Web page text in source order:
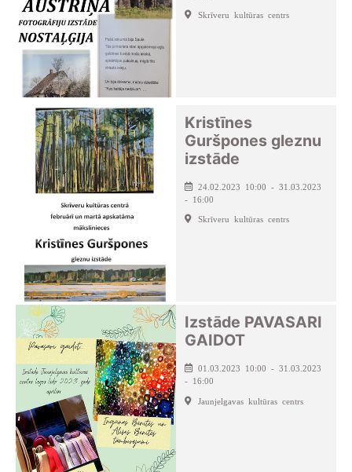
Skrīveru kultūras centrs
Kristīnes
Guršpones gleznu
izstāde
24.02.2023 10:00 - 31.03.2023
- 16:00
Skrīveru kultūras centrs
Izstāde PAVASARI
GAIDOT
01.03.2023 10:00 - 31.03.2023
- 16:00
Jaunjelgavas kultūras centrs